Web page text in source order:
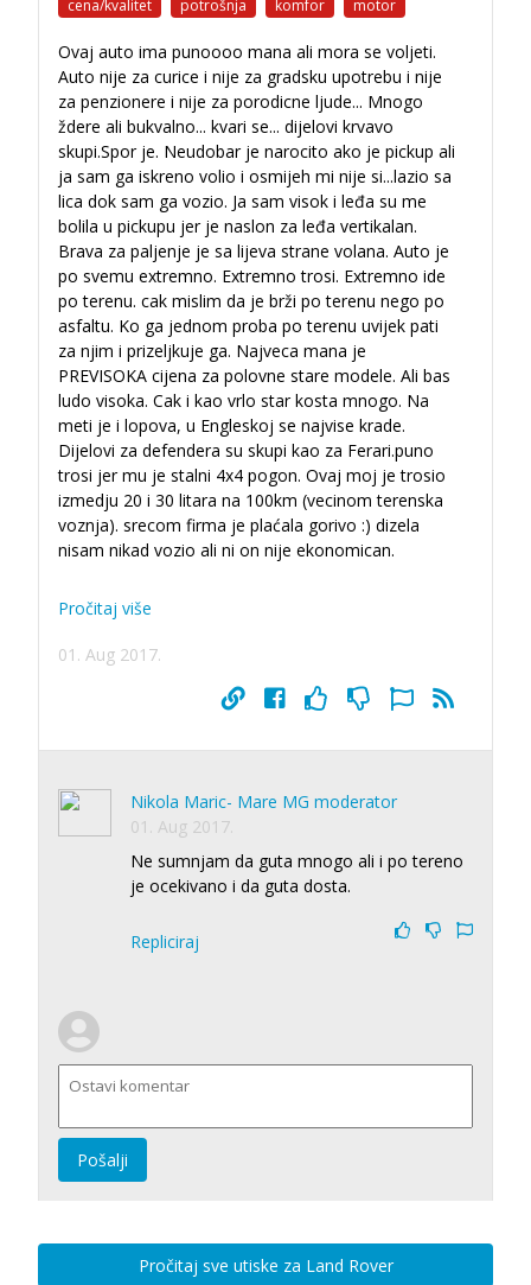
cena/kvalitet potrošnja komfor motor
Ovaj auto ima punoooo mana ali mora se voljeti.
Auto nije za curice i nije za gradsku upotrebu i nije
za penzionere i nije za porodicne ljude... Mnogo
ždere ali bukvalno... kvari se... dijelovi krvavo
skupi.Spor je. Neudobar je narocito ako je pickup ali
ja sam ga iskreno volio i osmijeh mi nije si...lazio sa
lica dok sam ga vozio. Ja sam visok i leđa su me
bolila u pickupu jer je naslon za leđa vertikalan.
Brava za paljenje je sa lijeva strane volana. Auto je
po svemu extremno. Extremno trosi. Extremno ide
po terenu. cak mislim da je brži po terenu nego po
asfaltu. Ko ga jednom proba po terenu uvijek pati
za njim i prizeljkuje ga. Najveca mana je
PREVISOKA cijena za polovne stare modele. Ali bas
ludo visoka. Cak i kao vrlo star kosta mnogo. Na
meti je i lopova, u Engleskoj se najvise krade.
Dijelovi za defendera su skupi kao za Ferari.puno
trosi jer mu je stalni 4x4 pogon. Ovaj moj je trosio
izmedju 20 i 30 litara na 100km (vecinom terenska
voznja). srecom firma je plaćala gorivo :) dizela
nisam nikad vozio ali ni on nije ekonomican.
Pročitaj više
01. Aug 2017.
Nikola Maric- Mare MG moderator
01. Aug 2017.
Ne sumnjam da guta mnogo ali i po tereno
je ocekivano i da guta dosta.
Repliciraj
Pošalji
Pročitaj sve utiske za Land Rover